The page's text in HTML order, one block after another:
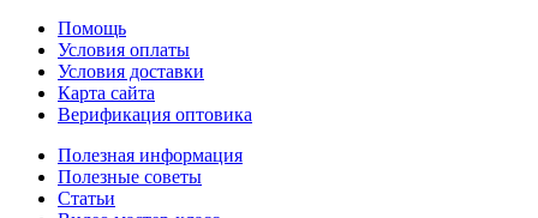
Помощь
Условия оплаты
Условия доставки
Карта сайта
Верификация оптовика
Полезная информация
Полезные советы
Статьи